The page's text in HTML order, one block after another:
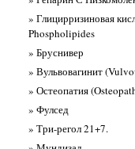
» Глицирризиновая
Phospholipides
» Бруснивер
» Вульвовагинит
» Остеопатия
» Фулсед
» Три-регол 21+7.